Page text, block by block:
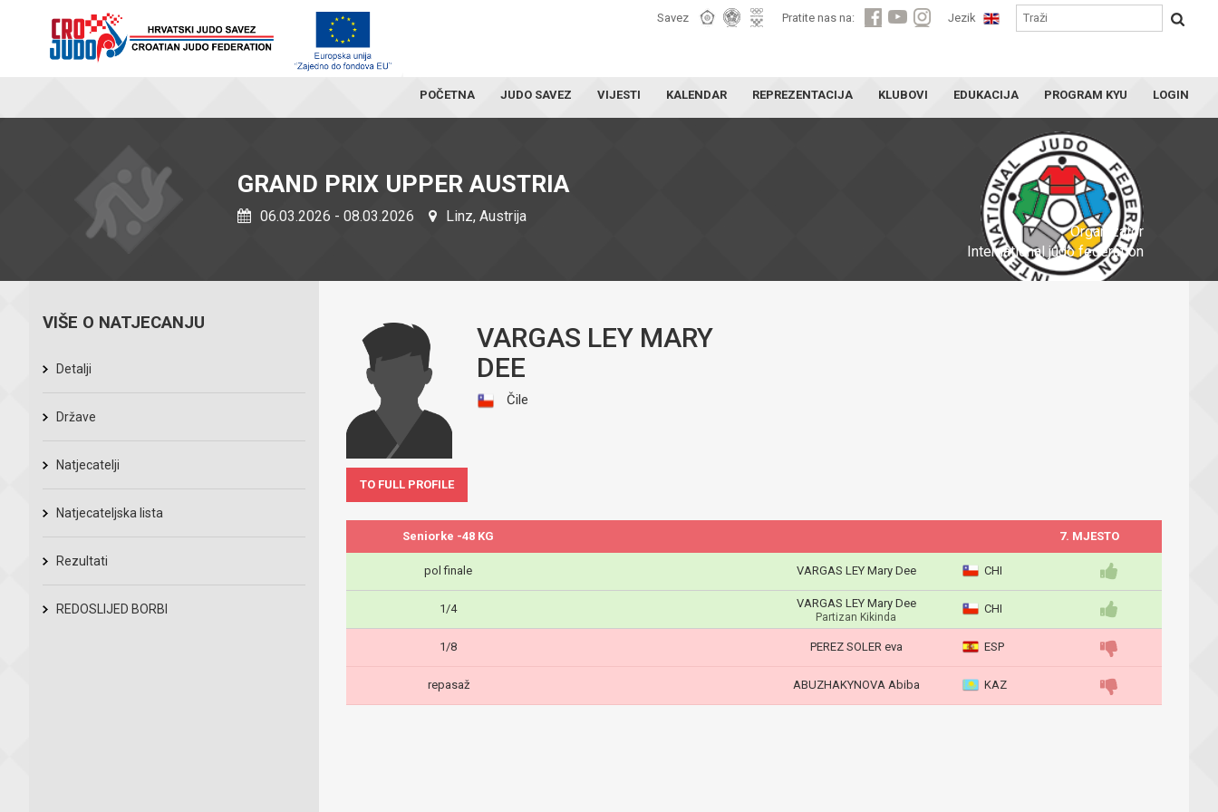
Savez Pratite nas na: Jezik
POČETNA JUDO SAVEZ VIJESTI KALENDAR REPREZENTACIJA KLUBOVI EDUKACIJA PROGRAM KYU LOGIN
Organizator
International judo federation
GRAND PRIX UPPER AUSTRIA
06.03.2026 - 08.03.2026 Linz, Austrija
VIŠE O NATJECANJU
Detalji
Države
Natjecatelji
Natjecateljska lista
Rezultati
REDOSLIJED BORBI
VARGAS LEY MARY
DEE
Čile
TO FULL PROFILE
Seniorke -48 KG 7. MJESTO
pol finale VARGAS LEY Mary Dee CHI
1/4 VARGAS LEY Mary Dee
Partizan Kikinda
CHI
1/8 PEREZ SOLER eva ESP
repasaž ABUZHAKYNOVA Abiba KAZ